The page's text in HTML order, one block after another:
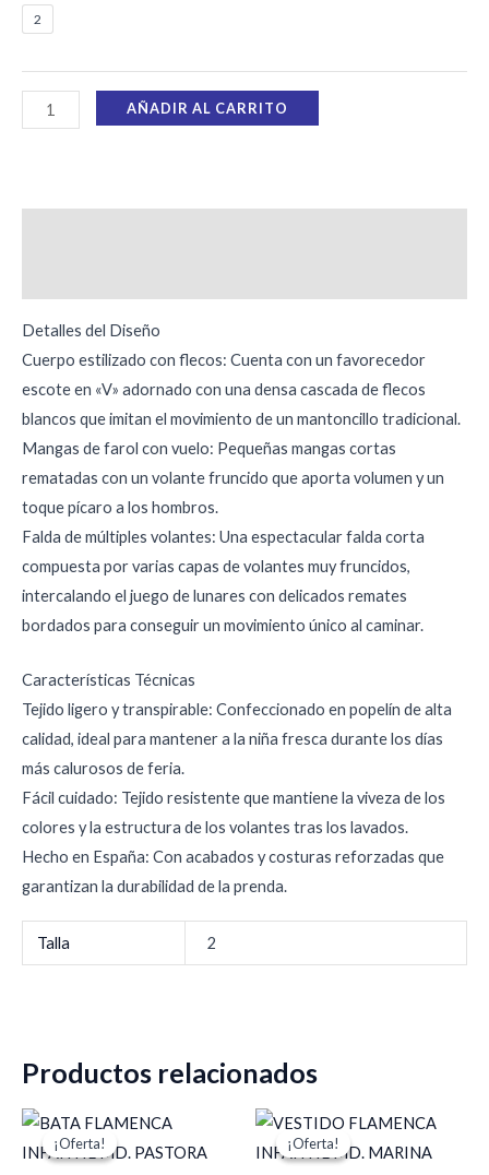
2
AÑADIR AL CARRITO
Detalles del Diseño
Cuerpo estilizado con flecos: Cuenta con un favorecedor
escote en «V» adornado con una densa cascada de flecos
blancos que imitan el movimiento de un mantoncillo tradicional.
Mangas de farol con vuelo: Pequeñas mangas cortas
rematadas con un volante fruncido que aporta volumen y un
toque pícaro a los hombros.
Falda de múltiples volantes: Una espectacular falda corta
compuesta por varias capas de volantes muy fruncidos,
intercalando el juego de lunares con delicados remates
bordados para conseguir un movimiento único al caminar.
Características Técnicas
Tejido ligero y transpirable: Confeccionado en popelín de alta
calidad, ideal para mantener a la niña fresca durante los días
más calurosos de feria.
Fácil cuidado: Tejido resistente que mantiene la viveza de los
colores y la estructura de los volantes tras los lavados.
Hecho en España: Con acabados y costuras reforzadas que
garantizan la durabilidad de la prenda.
Talla 2
Productos relacionados
¡Oferta!
¡Oferta!
El
precio
original
El
precio
actual
¡Oferta!
¡Oferta!
El
precio
original
El
precio
actual